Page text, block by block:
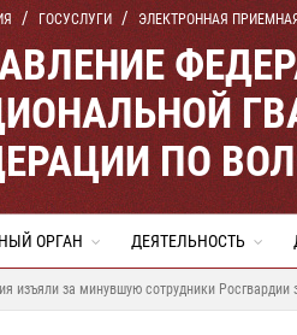
ГОСУСЛУГИ ЭЛЕКТРОННАЯ
ПО
ОРГАН ДЕЯТЕЛЬНОСТЬ
изъяли за минувшую сотрудники